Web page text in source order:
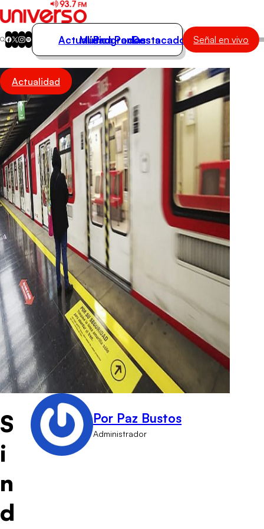
Actualidad
Música
Programas
Podcasts
Destacados
Actualidad
Música
Programas
Podcasts
Destacados Señal en vivo
Actualidad
S
i
n
d
Por Paz Bustos
Administrador